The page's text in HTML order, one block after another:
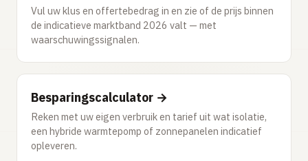
Vul uw klus en offertebedrag in en zie of de prijs binnen
de indicatieve marktband 2026 valt — met
waarschuwingssignalen.
Besparingscalculator →
Reken met uw eigen verbruik en tarief uit wat isolatie,
een hybride warmtepomp of zonnepanelen indicatief
opleveren.